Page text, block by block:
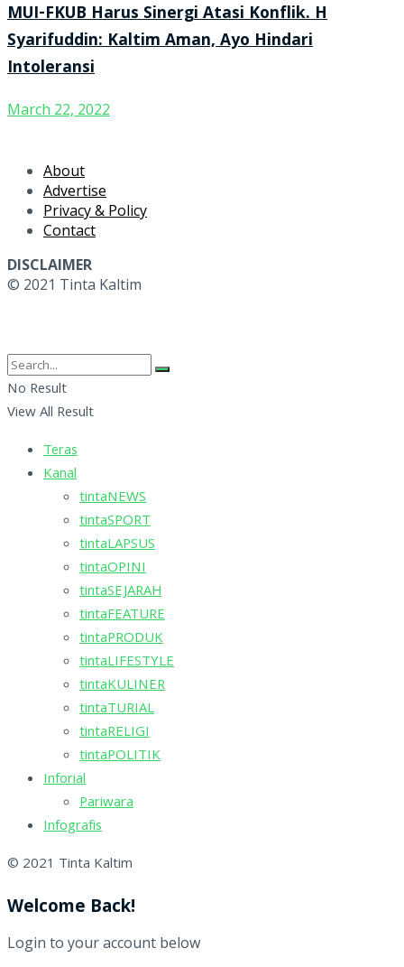
MUI-FKUB Harus Sinergi Atasi Konflik. H
Syarifuddin: Kaltim Aman, Ayo Hindari
Intoleransi
March 22, 2022
About
Advertise
Privacy & Policy
Contact
DISCLAIMER
© 2021 Tinta Kaltim
No Result
View All Result
Teras
Kanal
tintaNEWS
tintaSPORT
tintaLAPSUS
tintaOPINI
tintaSEJARAH
tintaFEATURE
tintaPRODUK
tintaLIFESTYLE
tintaKULINER
tintaTURIAL
tintaRELIGI
tintaPOLITIK
Inforial
Pariwara
Infografis
© 2021 Tinta Kaltim
Welcome Back!
Login to your account below